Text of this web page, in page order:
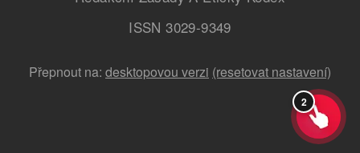
ISSN 3029-9349
Přepnout na: desktopovou verzi (resetovat nastavení)
2